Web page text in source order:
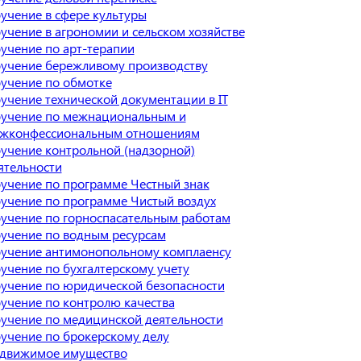
в сфере культуры
в агрономии и сельском хозяйстве
по арт-терапии
бережливому производству
по обмотке
технической документации в IT
по межнациональным и
отношениям
контрольной (надзорной)
по программе Честный знак
по программе Чистый воздух
по горноспасательным работам
по водным ресурсам
антимонопольному комплаенсу
по бухгалтерскому учету
по юридической безопасности
по контролю качества
по медицинской деятельности
по брокерскому делу
имущество